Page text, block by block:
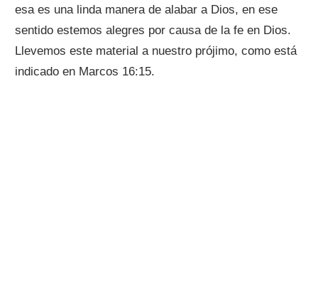
esa es una linda manera de alabar a Dios, en ese
sentido estemos alegres por causa de la fe en Dios.
Llevemos este material a nuestro prójimo, como está
indicado en Marcos 16:15.